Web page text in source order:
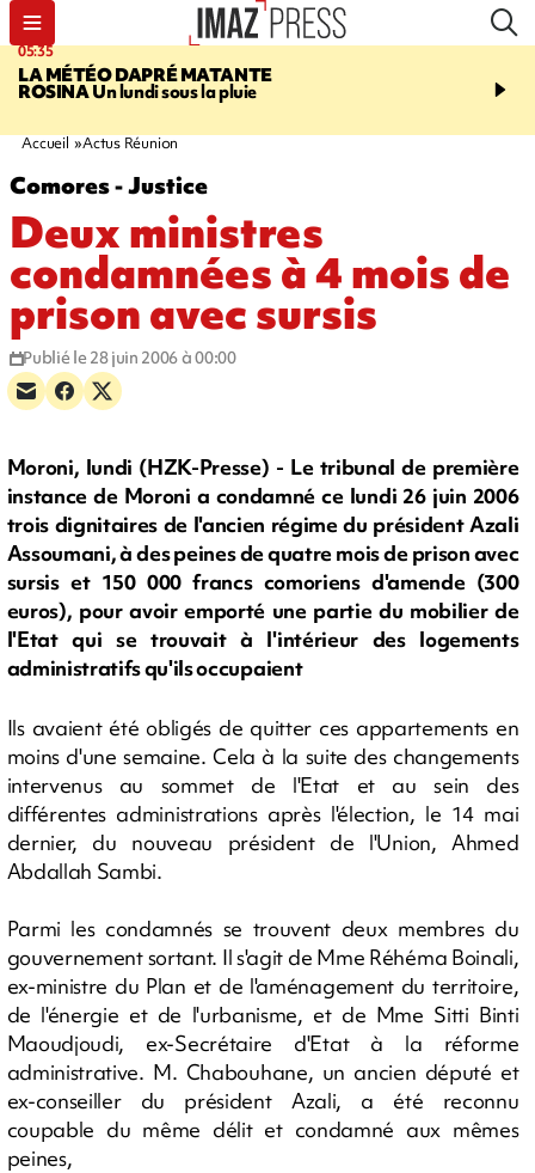
05:35
LA MÉTÉO DAPRÉ MATANTE
ROSINAUn lundi sous la pluie
07:47
ses deux enfants
Accueil Actus Réunion
Comores - Justice
Deux ministres
condamnées à 4 mois de
prison avec sursis
Publié le 28 juin 2006 à 00:00
Moroni, lundi (HZK-Presse) - Le tribunal de première
instance de Moroni a condamné ce lundi 26 juin 2006
trois dignitaires de l'ancien régime du président Azali
Assoumani, à des peines de quatre mois de prison avec
sursis et 150 000 francs comoriens d'amende (300
euros), pour avoir emporté une partie du mobilier de
l'Etat qui se trouvait à l'intérieur des logements
administratifs qu'ils occupaient
Ils avaient été obligés de quitter ces appartements en
moins d'une semaine. Cela à la suite des changements
intervenus au sommet de l'Etat et au sein des
différentes administrations après l'élection, le 14 mai
dernier, du nouveau président de l'Union, Ahmed
Abdallah Sambi.
Parmi les condamnés se trouvent deux membres du
gouvernement sortant. Il s'agit de Mme Réhéma Boinali,
ex-ministre du Plan et de l'aménagement du territoire,
de l'énergie et de l'urbanisme, et de Mme Sitti Binti
Maoudjoudi, ex-Secrétaire d'Etat à la réforme
administrative. M. Chabouhane, un ancien député et
ex-conseiller du président Azali, a été reconnu
coupable du même délit et condamné aux mêmes
peines,